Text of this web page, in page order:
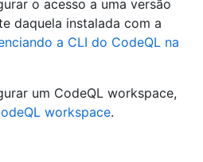
o acesso a uma versão
daquela instalada com a
a CLI do CodeQL na
um CodeQL workspace,
workspace.